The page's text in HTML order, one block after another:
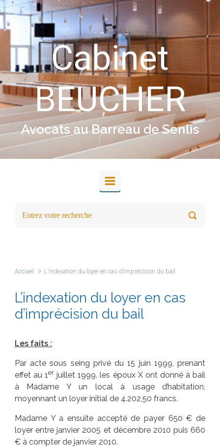
Skip to main content
Cabinet
BEUCHER
Avocats au Barreau de Senlis
Accueil L’indexation du loyer en cas d’imprécision du bail
L’indexation du loyer en cas
d’imprécision du bail
Les faits :
Par acte sous seing privé du 15 juin 1999, prenant
effet au 1er juillet 1999, les époux X ont donné à bail
à Madame Y un local à usage d’habitation,
moyennant un loyer initial de 4.202,50 francs.
Madame Y a ensuite accepté de payer 650 € de
loyer entre janvier 2005 et décembre 2010 puis 660
€ à compter de janvier 2010.